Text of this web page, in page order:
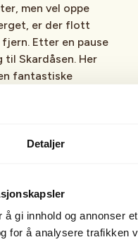
Detaljer
gi innhold og annonser
for å analysere trafikken
men vel oppe
er der flott
Etter en pause
Skardåsen. Her
fantastiske
timer med pauser.